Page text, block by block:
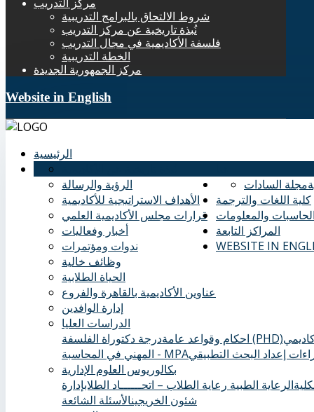
مركز التدريب
شروط الالتحاق بالبرامج التدريبية
نُبذة تاريخية عن مركز التدريب
فلسفة الأكاديمية في مجال التدريب
الخطة التدريبية
مركز الجمهورية الجديدة
Website in English
الرئيسية
الرؤية والرسالة
الأهداف الاستراتيجية للأكاديمية
قرارات مجلس الأكاديمية العلمي
أخبار وفعاليات
ندوات ومؤتمرات
وظائف خالية
الحياة الطلابية
عناوين الأكاديمية بالقاهرة والفروع
إدارة الوافدين
مجلة السادات
الدراسات العليا
احكام وقواعد عامة درجة دكتوراة الفلسفة (PHD)
المهني في المحاسبة - MPAإعداد البحث التطبيقي
بكالوريوس العلوم الإدارية
الرعاية الطبية ‏ رعاية الطلاب – اتحــــــاد الطلابإدارة
شئون الخريجينالأسئلة الشائعة
كلية اللغات والترجمة
والمعلومات
المراكز التابعة
WEBSITE IN